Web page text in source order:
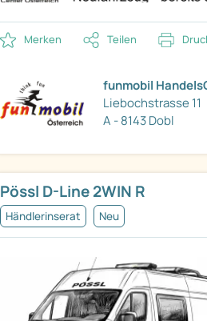
Merken Teilen
funmobil
Liebochstrasse 11
A - 8143 Dobl
Pössl D-Line 2WIN R
Händlerinserat Neu